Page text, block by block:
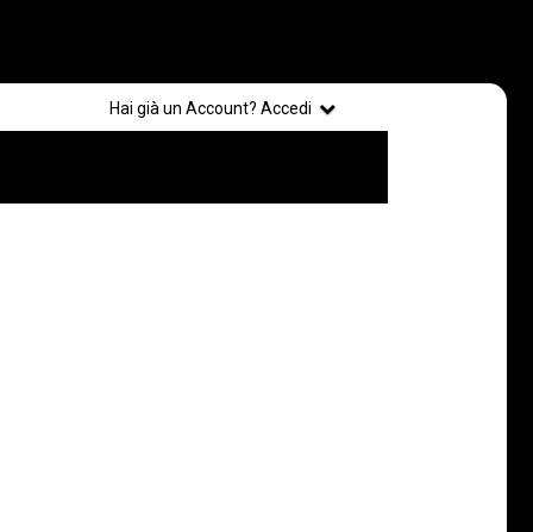
Hai già un Account? Accedi